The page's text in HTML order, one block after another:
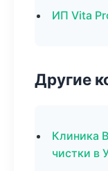
ИП Vita
Другие
Клиника
чистки в